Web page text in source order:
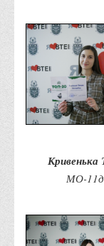
Соціальна
Правила
предметів
Протидія
Дії
Правила
умовах
Контакти
Кривенька
МО-